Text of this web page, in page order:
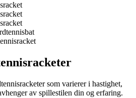
som varierer i hastighet,
av spillestilen din og erfaring.